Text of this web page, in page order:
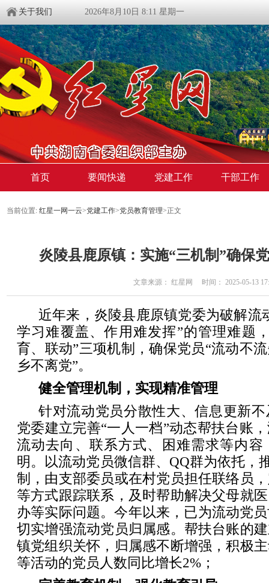
关于我们 2026年8月10日 8:11 星期一
首页 要闻快递 党建工作 干部工作
当前位置: 红星一网一云>党建工作>党员教育管理>正文
炎陵县鹿原镇：实施“三机制”确保
文章来源： 红星网 时间： 2025-05-13
近年来，炎陵县鹿原镇党委为破解流
学习难覆盖、作用难发挥”的管理难题
育、联动”三项机制，确保党员“流动不
乡不离党”。
健全管理机制，实现精准管理
针对流动党员分散性大、信息更新
党委建立完善“一人一档”动态帮扶台账
流动去向、联系方式、困难需求等内容
明。以流动党员微信群、QQ群为依托，
制，由支部委员或在村党员担任联络员
等方式跟踪联系，及时帮助解决父母就
办等实际问题。今年以来，已为流动党
切实增强流动党员归属感。帮扶台账的
镇党组织关怀，归属感不断增强，积极
等活动的党员人数同比增长2%；